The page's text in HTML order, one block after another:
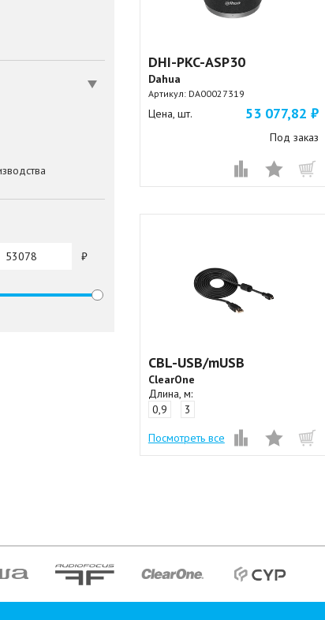
DHI-PKC-ASP30
Dahua
Артикул: DA00027319
Цена, шт. 53 077,82 ₽
Под заказ
CBL-USB/mUSB
ClearOne
Длина, м:
0,9
3
Посмотреть все